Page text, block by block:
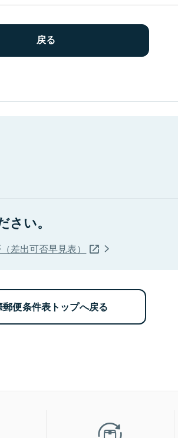
い。
差出可否早見表）
郵便条件表トップへ戻る